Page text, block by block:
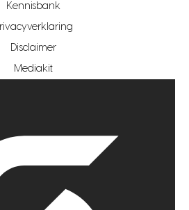
den haag
rotterdam
Kennisbank
Disclaimer
Mediakit